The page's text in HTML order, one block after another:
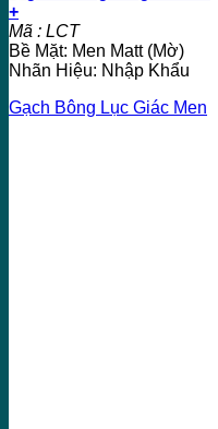
+
Mã : LCT
Bề Mặt: Men Matt (Mờ)
Nhãn Hiệu: Nhập Khẩu
Gạch Bông Lục Giác Men